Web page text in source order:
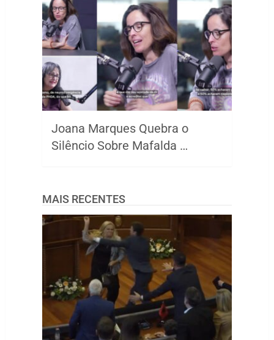
Joana Marques Quebra o
Silêncio Sobre Mafalda …
MAIS RECENTES